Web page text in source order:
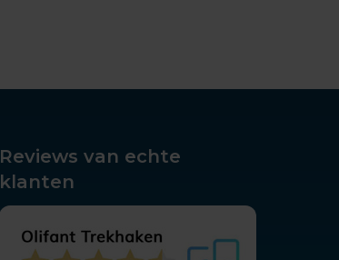
Reviews van echte
klanten